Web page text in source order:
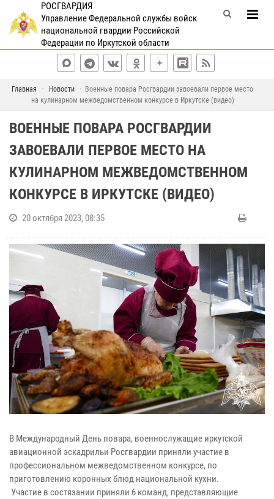
РОСГВАРДИЯ
Управление Федеральной службы войск
национальной гвардии Российской
Федерации по Иркутской области
Главная Новости
Военные повара Росгвардии завоевали первое место
на кулинарном межведомственном конкурсе в Иркутске (видео)
ВОЕННЫЕ ПОВАРА РОСГВАРДИИ
ЗАВОЕВАЛИ ПЕРВОЕ МЕСТО НА
КУЛИНАРНОМ МЕЖВЕДОМСТВЕННОМ
КОНКУРСЕ В ИРКУТСКЕ (ВИДЕО)
20 октября 2023, 08:35
В Международный День повара, военнослужащие иркутской
авиационной эскадрильи Росгвардии приняли участие в
профессиональном межведомственном конкурсе, по
приготовлению коронных блюд национальной кухни.
Участие в состязании приняли 6 команд, представляющие